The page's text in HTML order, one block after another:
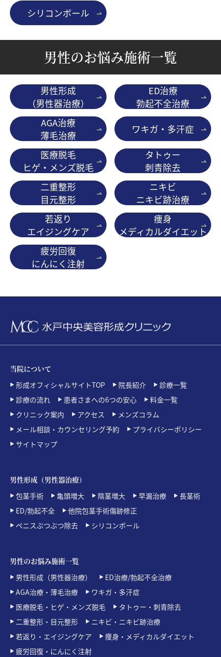
シリコンボール
男性のお悩み施術一覧
男性形成
（男性器治療）
ED治療
勃起不全治療
AGA治療
薄毛治療
ワキガ・多汗症
医療脱毛
ヒゲ・メンズ脱毛
タトゥー
刺青除去
二重整形
目元整形
ニキビ
ニキビ跡治療
若返り
エイジングケア
痩身
メディカルダイエット
疲労回復
にんにく注射
当院について
形成オフィシャルサイトTOP
院長紹介
診療一覧
診療の流れ
患者さまへの6つの安心
料金一覧
クリニック案内
アクセス
メンズコラム
メール相談・カウンセリング予約
プライバシーポリシー
サイトマップ
男性形成（男性器治療）
包茎手術
亀頭増大 陰茎増大 早漏治療
長茎術
ED/勃起不全
他院包茎手術傷跡修正
ペニスぶつぶつ除去
シリコンボール
男性のお悩み施術一覧
男性形成（男性器治療）
ED治療/勃起不全治療
AGA治療・薄毛治療
ワキガ・多汗症
医療脱毛・ヒゲ・メンズ脱毛
タトゥー・刺青除去
二重整形・目元整形
ニキビ・ニキビ跡治療
若返り・エイジングケア
痩身・メディカルダイエット
疲労回復・にんにく注射